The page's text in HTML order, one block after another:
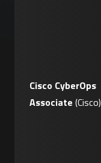
Cisco CyberOps
Associate (Cisco)